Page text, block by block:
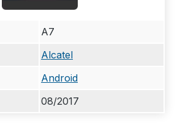
A7
Alcatel
Android
08/2017